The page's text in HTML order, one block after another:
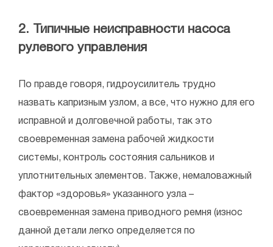
2. Типичные неисправности насоса
рулевого управления
По правде говоря, гидроусилитель трудно
назвать капризным узлом, а все, что нужно для его
исправной и долговечной работы, так это
своевременная замена рабочей жидкости
системы, контроль состояния сальников и
уплотнительных элементов. Также, немаловажный
фактор «здоровья» указанного узла –
своевременная замена приводного ремня (износ
данной детали легко определяется по